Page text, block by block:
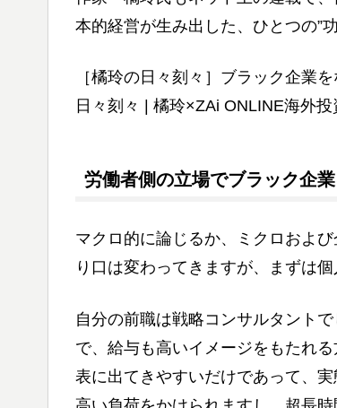
本的経営が生み出した、ひとつの”
［橘玲の日々刻々］ブラック企業
日々刻々 | 橘玲×ZAi ONLINE海外
労働者側の立場でブラック企
マクロ的に論じるか、ミクロおよ
り口は変わってきますが、まずは
自分の前職は戦略コンサルタント
で、給与も高いイメージをもたれ
表に出てきやすいだけであって、